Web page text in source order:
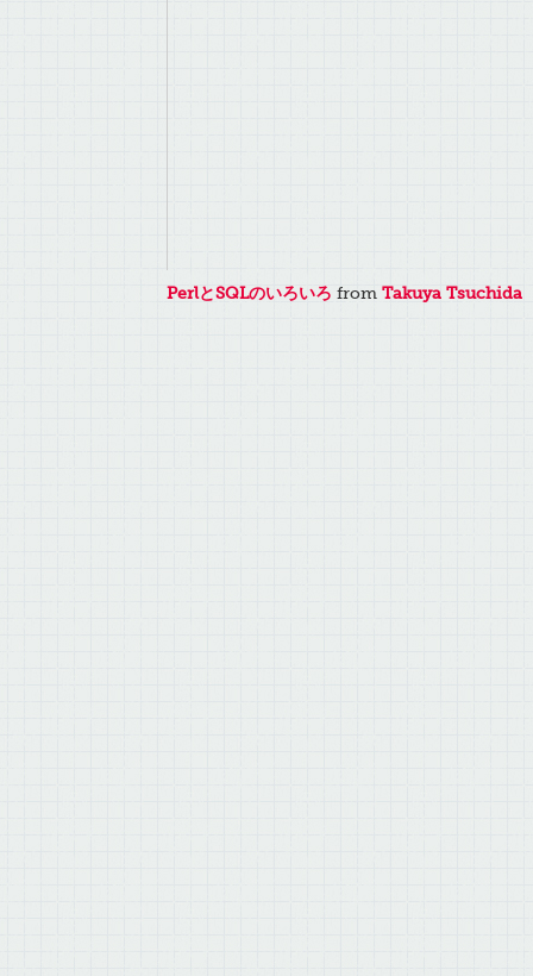
PerlとSQLのいろいろ from Takuya Tsuchida